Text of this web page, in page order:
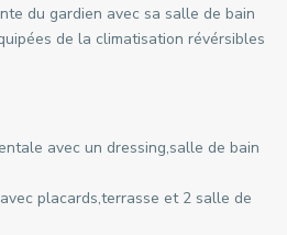
du gardien avec sa salle de bain
de la climatisation révérsibles
avec un dressing,salle de bain
placards,terrasse et 2 salle de